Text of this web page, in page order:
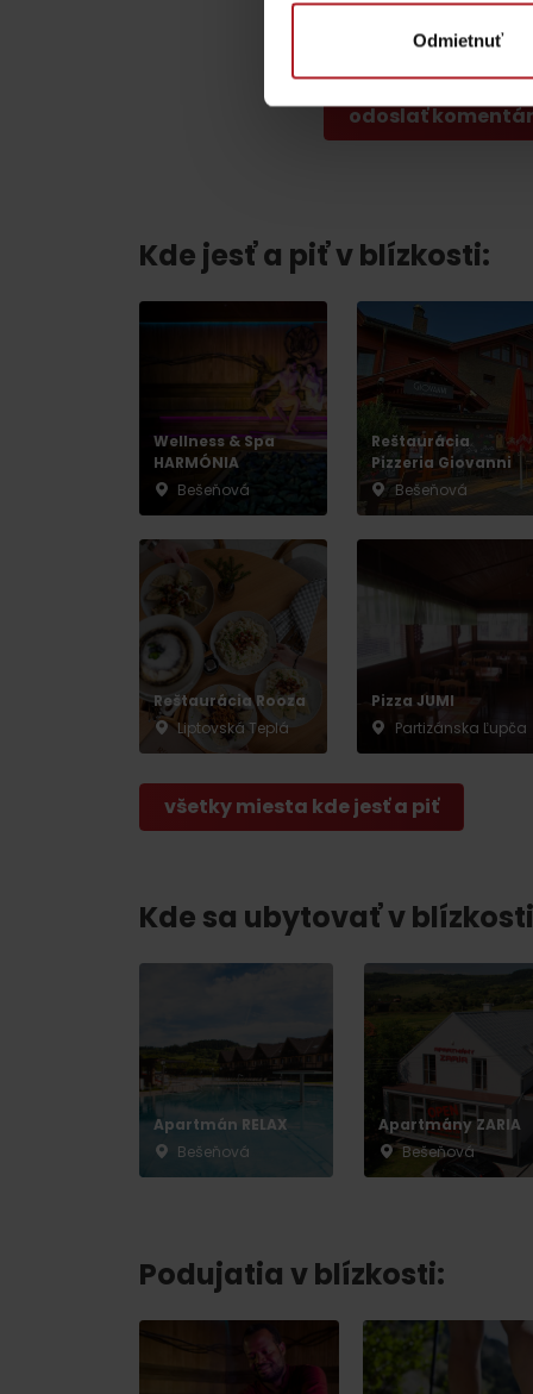
Odmietnuť
Požičovne
Nemáš auto a potrebuješ zviesť?
Mara Bus
Ski&Aqua Bus
Autobusová
Vlaková
Letecká
Taxi
Táto stránka je chránená
Kde jesť a piť v blízkosti:
Wellness & Spa
HARMÓNIA
Bešeňová
Reštaurácia
Pizzeria Giovanni
Bešeňová
Reštaurácia Rooza
Liptovská Teplá
Pizza JUMI
Partizánska Ľupča
všetky miesta kde jesť a piť
Kde sa ubytovať v
Apartmán RELAX
Bešeňová
Apartmány ZARIA
Bešeňová
Podujatia v blízkosti: